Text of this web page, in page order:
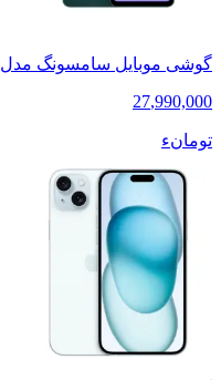
گوشی موبایل سامسونگ مدل Galaxy A07 - دو سیم‌کارت
27,990,000
تومانء